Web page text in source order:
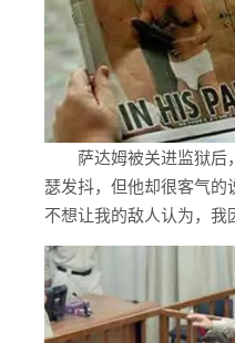
萨达姆被关进监狱后
瑟发抖，但他却很客气的
不想让我的敌人认为，我